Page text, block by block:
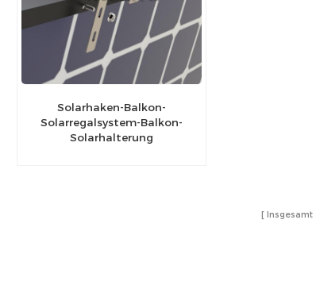
Solarhaken-Balkon-
Solarregalsystem-Balkon-
Solarhalterung
Insgesamt